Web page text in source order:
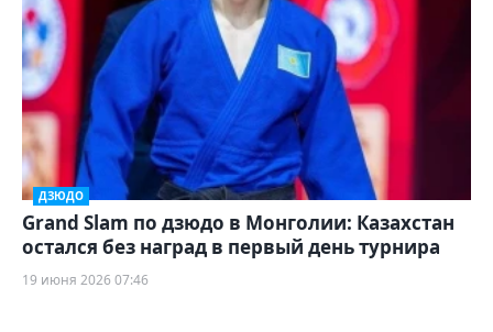
ДЗЮДО
Grand Slam по дзюдо в Монголии: Казахстан
остался без наград в первый день турнира
19 июня 2026 07:46